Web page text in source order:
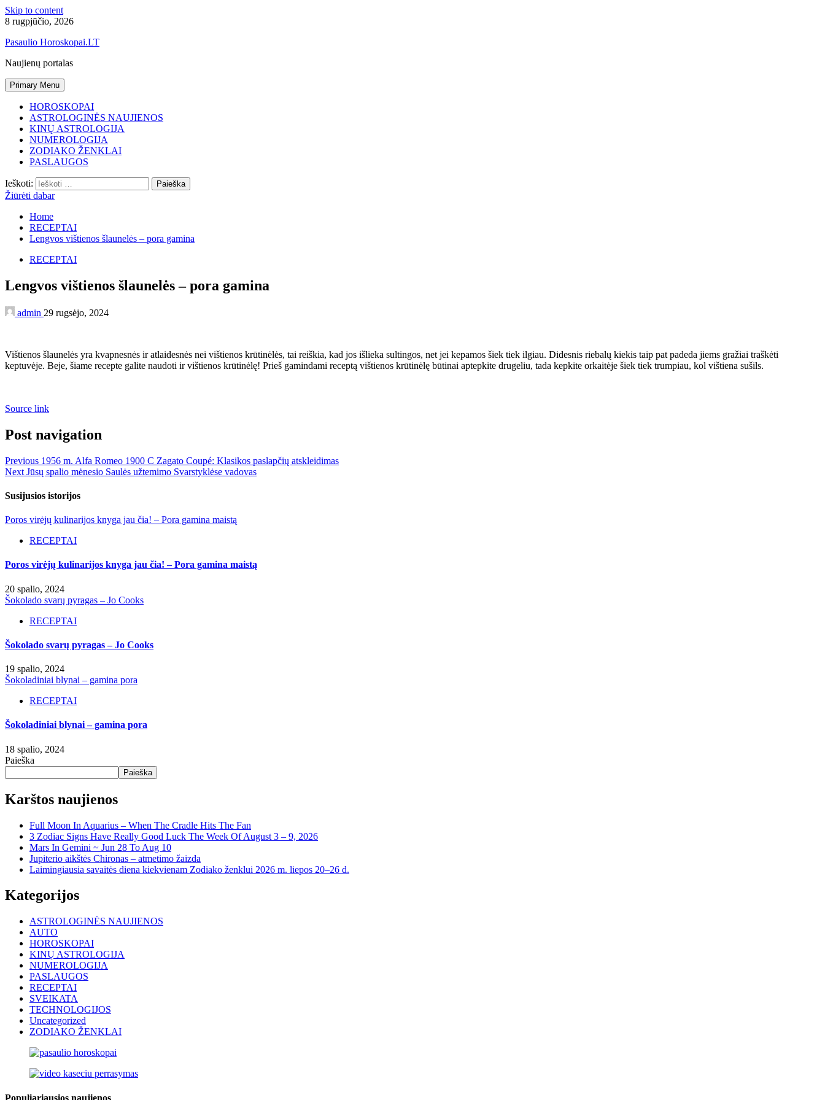
Skip to content
8 rugpjūčio, 2026
Pasaulio Horoskopai.LT
Naujienų portalas
Primary Menu
HOROSKOPAI
ASTROLOGINĖS NAUJIENOS
KINŲ ASTROLOGIJA
NUMEROLOGIJA
ZODIAKO ŽENKLAI
PASLAUGOS
Ieškoti:
Žiūrėti dabar
Home
RECEPTAI
Lengvos vištienos šlaunelės – pora gamina
RECEPTAI
Lengvos vištienos šlaunelės – pora gamina
admin 29 rugsėjo, 2024
Vištienos šlaunelės yra kvapnesnės ir atlaidesnės nei vištienos krūtinėlės, tai reiškia, kad jos išlieka sultingos, net jei kepamos šiek tiek ilgiau. Didesnis riebalų kiekis taip pat padeda jiems gražiai traškėti
keptuvėje. Beje, šiame recepte galite naudoti ir vištienos krūtinėlę! Prieš gamindami receptą vištienos krūtinėlę būtinai aptepkite drugeliu, tada kepkite orkaitėje šiek tiek trumpiau, kol vištiena sušils.
Source link
Post navigation
Previous 1956 m. Alfa Romeo 1900 C Zagato Coupé: Klasikos paslapčių atskleidimas
Next Jūsų spalio mėnesio Saulės užtemimo Svarstyklėse vadovas
Susijusios istorijos
Poros virėjų kulinarijos knyga jau čia! – Pora gamina maistą
RECEPTAI
Poros virėjų kulinarijos knyga jau čia! – Pora gamina maistą
20 spalio, 2024
Šokolado svarų pyragas – Jo Cooks
RECEPTAI
Šokolado svarų pyragas – Jo Cooks
19 spalio, 2024
Šokoladiniai blynai – gamina pora
RECEPTAI
Šokoladiniai blynai – gamina pora
18 spalio, 2024
Paieška
Paieška
Karštos naujienos
Full Moon In Aquarius – When The Cradle Hits The Fan
3 Zodiac Signs Have Really Good Luck The Week Of August 3 – 9, 2026
Mars In Gemini ~ Jun 28 To Aug 10
Jupiterio aikštės Chironas – atmetimo žaizda
Laimingiausia savaitės diena kiekvienam Zodiako ženklui 2026 m. liepos 20–26 d.
Kategorijos
ASTROLOGINĖS NAUJIENOS
AUTO
HOROSKOPAI
KINŲ ASTROLOGIJA
NUMEROLOGIJA
PASLAUGOS
RECEPTAI
SVEIKATA
TECHNOLOGIJOS
Uncategorized
ZODIAKO ŽENKLAI
Populiariausios naujienos